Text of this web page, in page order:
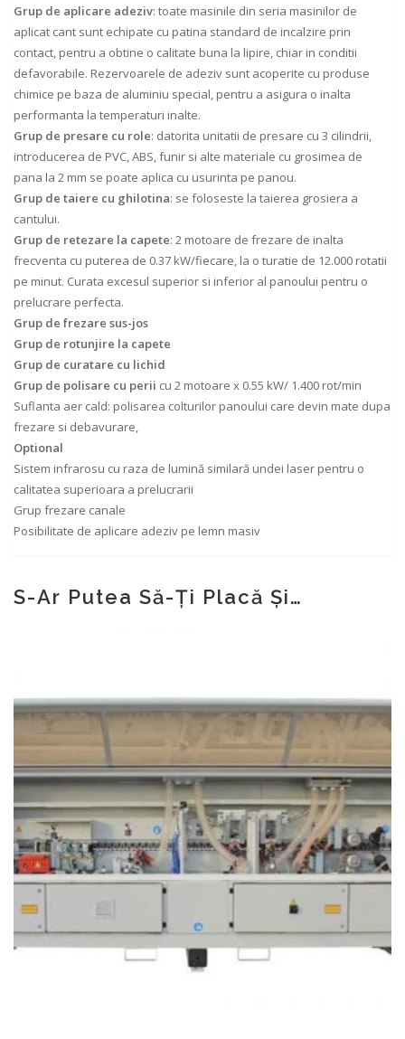
Grup de aplicare adeziv: toate masinile din seria masinilor de
aplicat cant sunt echipate cu patina standard de incalzire prin
contact, pentru a obtine o calitate buna la lipire, chiar in conditii
defavorabile. Rezervoarele de adeziv sunt acoperite cu produse
chimice pe baza de aluminiu special, pentru a asigura o inalta
performanta la temperaturi inalte.
Grup de presare cu role: datorita unitatii de presare cu 3 cilindrii,
introducerea de PVC, ABS, funir si alte materiale cu grosimea de
pana la 2 mm se poate aplica cu usurinta pe panou.
Grup de taiere cu ghilotina: se foloseste la taierea grosiera a
cantului.
Grup de retezare la capete: 2 motoare de frezare de inalta
frecventa cu puterea de 0.37 kW/fiecare, la o turatie de 12.000 rotatii
pe minut. Curata excesul superior si inferior al panoului pentru o
prelucrare perfecta.
Grup de frezare sus-jos
Grup de rotunjire la capete
Grup de curatare cu lichid
Grup de polisare cu perii cu 2 motoare x 0.55 kW/ 1.400 rot/min
Suflanta aer cald: polisarea colturilor panoului care devin mate dupa
frezare si debavurare,
Optional
Sistem infrarosu cu raza de lumină similară undei laser pentru o
calitatea superioara a prelucrarii
Grup frezare canale
Posibilitate de aplicare adeziv pe lemn masiv
S-Ar Putea Să-Ți Placă Și…